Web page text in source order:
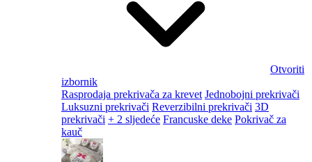
Otvoriti
izbornik
Rasprodaja prekrivača za krevet Jednobojni prekrivači
Luksuzni prekrivači Reverzibilni prekrivači 3D
prekrivači + 2 sljedeće Francuske deke Pokrivač za
kauč